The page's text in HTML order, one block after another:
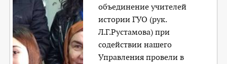
объединение учителей
истории ГУО (рук.
Л.Г.Рустамова) при
содействии нашего
Управления провели в